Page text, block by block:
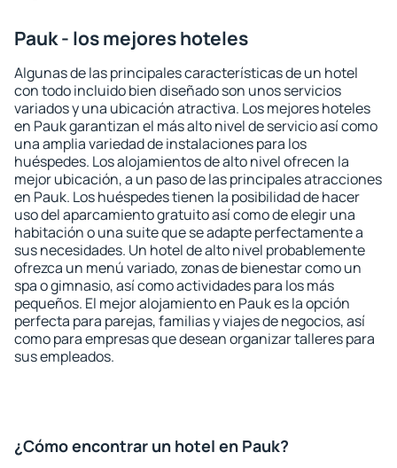
Pauk - los mejores hoteles
Algunas de las principales características de un hotel
con todo incluido bien diseñado son unos servicios
variados y una ubicación atractiva. Los mejores hoteles
en Pauk garantizan el más alto nivel de servicio así como
una amplia variedad de instalaciones para los
huéspedes. Los alojamientos de alto nivel ofrecen la
mejor ubicación, a un paso de las principales atracciones
en Pauk. Los huéspedes tienen la posibilidad de hacer
uso del aparcamiento gratuito así como de elegir una
habitación o una suite que se adapte perfectamente a
sus necesidades. Un hotel de alto nivel probablemente
ofrezca un menú variado, zonas de bienestar como un
spa o gimnasio, así como actividades para los más
pequeños. El mejor alojamiento en Pauk es la opción
perfecta para parejas, familias y viajes de negocios, así
como para empresas que desean organizar talleres para
sus empleados.
¿Cómo encontrar un hotel en Pauk?